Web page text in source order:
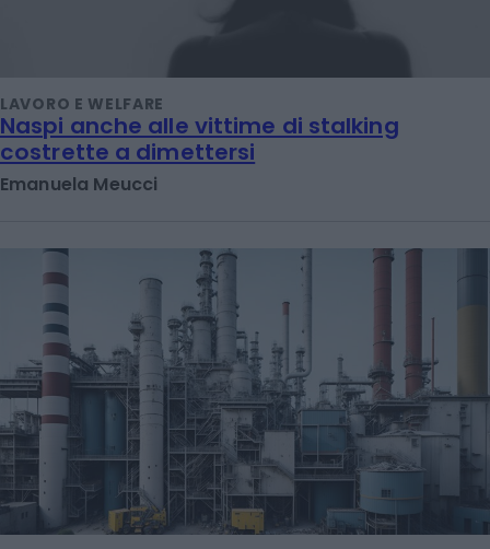
LAVORO E WELFARE
Naspi anche alle vittime di stalking
costrette a dimettersi
Emanuela Meucci